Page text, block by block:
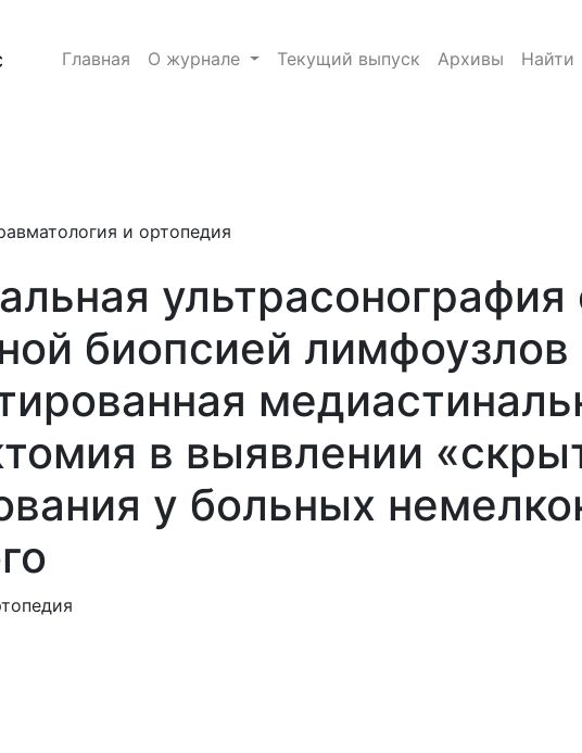
с аспирационной биопсией лимфоузлов средостения и
Главная О журнале Текущий выпуск Архивы Найти
и ортопедия
ультрасонография
биопсией лимфоузлов
в выявлении
у больных